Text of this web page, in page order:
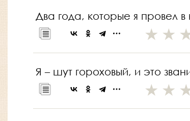
Два года, которые я провел
Я – шут гороховый, и это